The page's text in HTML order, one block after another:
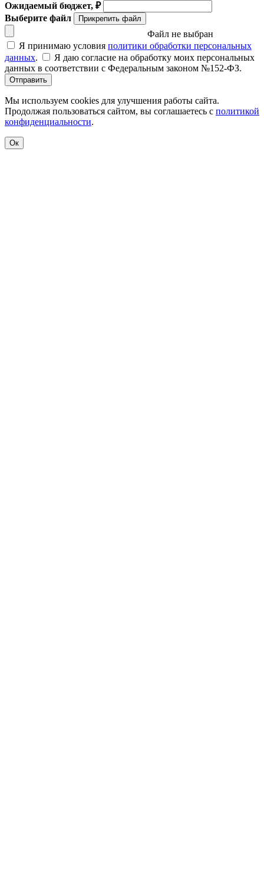
Ожидаемый бюджет, ₽
Выберите файл
Прикрепить файл
Файл не выбран
Я принимаю условия политики обработки персональных
данных.
Я даю согласие на обработку моих персональных
данных в соответствии с Федеральным законом №152-ФЗ.
Отправить
Мы используем cookies для улучшения работы сайта.
Продолжая пользоваться сайтом, вы соглашаетесь с политикой
конфиденциальности.
Ок